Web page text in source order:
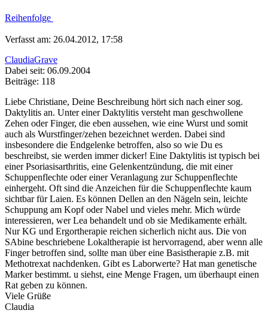
Reihenfolge
Verfasst am: 26.04.2012, 17:58
ClaudiaGrave
Dabei seit: 06.09.2004
Beiträge: 118
Liebe Christiane, Deine Beschreibung hört sich nach einer sog.
Daktylitis an. Unter einer Daktylitis versteht man geschwollene
Zehen oder Finger, die eben aussehen, wie eine Wurst und somit
auch als Wurstfinger/zehen bezeichnet werden. Dabei sind
insbesondere die Endgelenke betroffen, also so wie Du es
beschreibst, sie werden immer dicker! Eine Daktylitis ist typisch bei
einer Psoriasisarthritis, eine Gelenkentzündung, die mit einer
Schuppenflechte oder einer Veranlagung zur Schuppenflechte
einhergeht. Oft sind die Anzeichen für die Schuppenflechte kaum
sichtbar für Laien. Es können Dellen an den Nägeln sein, leichte
Schuppung am Kopf oder Nabel und vieles mehr. Mich würde
interessieren, wer Lea behandelt und ob sie Medikamente erhält.
Nur KG und Ergortherapie reichen sicherlich nicht aus. Die von
SAbine beschriebene Lokaltherapie ist hervorragend, aber wenn alle
Finger betroffen sind, sollte man über eine Basistherapie z.B. mit
Methotrexat nachdenken. Gibt es Laborwerte? Hat man genetische
Marker bestimmt. u siehst, eine Menge Fragen, um überhaupt einen
Rat geben zu können.
Viele Grüße
Claudia